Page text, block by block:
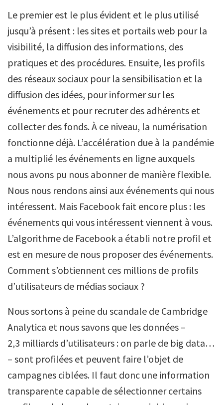
Le premier est le plus évident et le plus utilisé
jusqu’à présent : les sites et portails web pour la
visibilité, la diffusion des informations, des
pratiques et des procédures. Ensuite, les profils
des réseaux sociaux pour la sensibilisation et la
diffusion des idées, pour informer sur les
événements et pour recruter des adhérents et
collecter des fonds. À ce niveau, la numérisation
fonctionne déjà. L’accélération due à la pandémie
a multiplié les événements en ligne auxquels
nous avons pu nous abonner de manière flexible.
Nous nous rendons ainsi aux événements qui nous
intéressent. Mais Facebook fait encore plus : les
événements qui vous intéressent viennent à vous.
L’algorithme de Facebook a établi notre profil et
est en mesure de nous proposer des événements.
Comment s’obtiennent ces millions de profils
d’utilisateurs de médias sociaux ?
Nous sortons à peine du scandale de Cambridge
Analytica et nous savons que les données –
2,3 milliards d’utilisateurs : on parle de big data…
– sont profilées et peuvent faire l’objet de
campagnes ciblées. Il faut donc une information
transparente capable de sélectionner certains